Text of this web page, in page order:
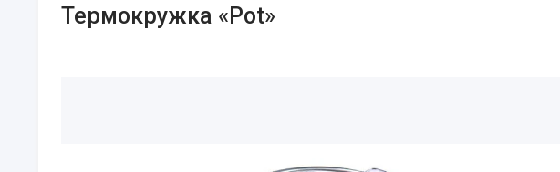
Термокружка «Pot»